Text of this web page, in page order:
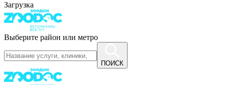
Загрузка
Выберите район или метро
ПОИСК